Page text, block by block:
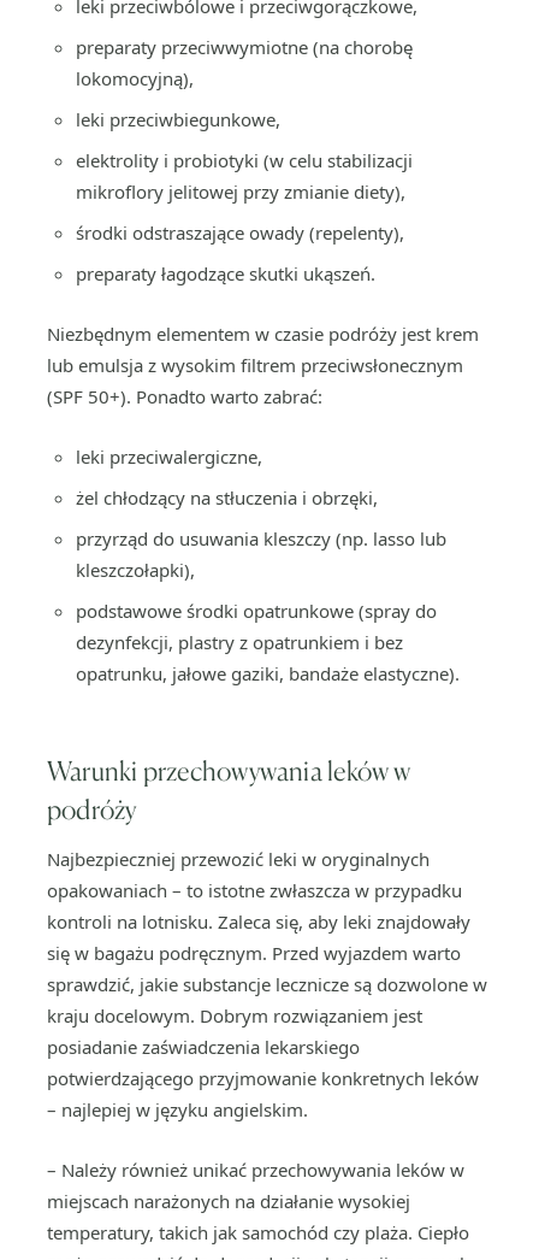
leki przeciwbólowe i przeciwgorączkowe,
preparaty przeciwwymiotne (na chorobę
lokomocyjną),
leki przeciwbiegunkowe,
elektrolity i probiotyki (w celu stabilizacji
mikroflory jelitowej przy zmianie diety),
środki odstraszające owady (repelenty),
preparaty łagodzące skutki ukąszeń.
Niezbędnym elementem w czasie podróży jest krem
lub emulsja z wysokim filtrem przeciwsłonecznym
(SPF 50+). Ponadto warto zabrać:
leki przeciwalergiczne,
żel chłodzący na stłuczenia i obrzęki,
przyrząd do usuwania kleszczy (np. lasso lub
kleszczołapki),
podstawowe środki opatrunkowe (spray do
dezynfekcji, plastry z opatrunkiem i bez
opatrunku, jałowe gaziki, bandaże elastyczne).
Warunki przechowywania leków w
podróży
Najbezpieczniej przewozić leki w oryginalnych
opakowaniach – to istotne zwłaszcza w przypadku
kontroli na lotnisku. Zaleca się, aby leki znajdowały
się w bagażu podręcznym. Przed wyjazdem warto
sprawdzić, jakie substancje lecznicze są dozwolone w
kraju docelowym. Dobrym rozwiązaniem jest
posiadanie zaświadczenia lekarskiego
potwierdzającego przyjmowanie konkretnych leków
– najlepiej w języku angielskim.
– Należy również unikać przechowywania leków w
miejscach narażonych na działanie wysokiej
temperatury, takich jak samochód czy plaża. Ciepło